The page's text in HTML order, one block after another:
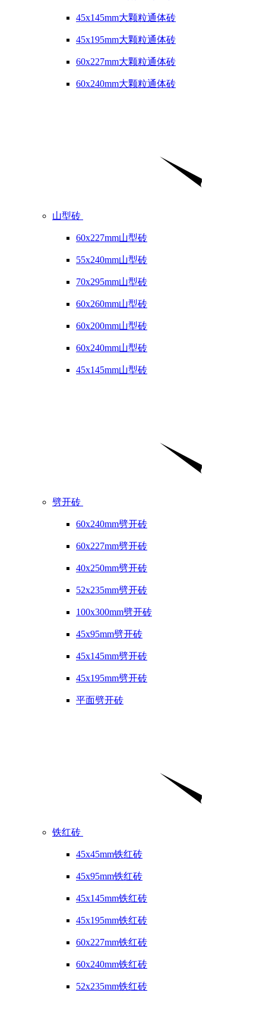
45x145mm大颗粒通体砖
45x195mm大颗粒通体砖
60x227mm大颗粒通体砖
60x240mm大颗粒通体砖
山型砖
60x227mm山型砖
55x240mm山型砖
70x295mm山型砖
60x260mm山型砖
60x200mm山型砖
60x240mm山型砖
45x145mm山型砖
劈开砖
60x240mm劈开砖
60x227mm劈开砖
40x250mm劈开砖
52x235mm劈开砖
100x300mm劈开砖
45x95mm劈开砖
45x145mm劈开砖
45x195mm劈开砖
平面劈开砖
铁红砖
45x45mm铁红砖
45x95mm铁红砖
45x145mm铁红砖
45x195mm铁红砖
60x227mm铁红砖
60x240mm铁红砖
52x235mm铁红砖